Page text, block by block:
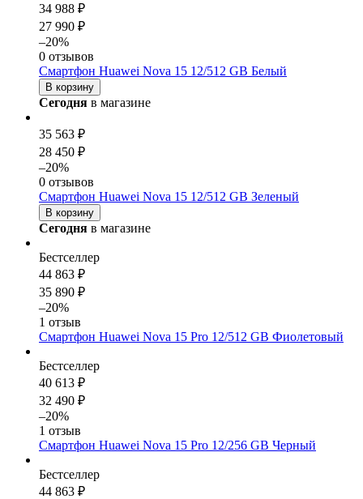
34 988 ₽
27 990 ₽
–20%
0 отзывов
Смартфон Huawei Nova 15 12/512 GB Белый
В корзину
Сегодня в магазине
35 563 ₽
28 450 ₽
–20%
0 отзывов
Смартфон Huawei Nova 15 12/512 GB Зеленый
В корзину
Сегодня в магазине
Бестселлер
44 863 ₽
35 890 ₽
–20%
1 отзыв
Смартфон Huawei Nova 15 Pro 12/512 GB Фиолетовый
Бестселлер
40 613 ₽
32 490 ₽
–20%
1 отзыв
Смартфон Huawei Nova 15 Pro 12/256 GB Черный
Бестселлер
44 863 ₽